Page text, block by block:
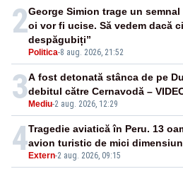
2
Politica-8 aug. 2026, 21:52
George Simion trage un semnal
oi vor fi ucise. Să vedem dacă
despăgubiți”
3 Mediu-2 aug. 2026, 12:29
A fost detonată stânca de pe
debitul către Cernavodă –
4 Extern-2 aug. 2026, 09:15
Tragedie aviatică în Peru. 13
avion turistic de mici